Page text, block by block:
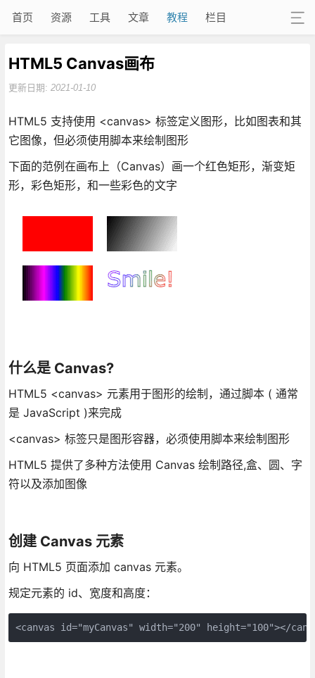
首页 资源 工具 文章 教程 栏目
HTML5 Canvas画布
更新日期: 2021-01-10
HTML5 支持使用 <canvas> 标签定义图形，比如图表和其
它图像，但必须使用脚本来绘制图形
下面的范例在画布上（Canvas）画一个红色矩形，渐变矩
形，彩色矩形，和一些彩色的文字
什么是 Canvas?
HTML5 <canvas> 元素用于图形的绘制，通过脚本 ( 通常
是 JavaScript )来完成
<canvas> 标签只是图形容器，必须使用脚本来绘制图形
HTML5 提供了多种方法使用 Canvas 绘制路径,盒、圆、字
符以及添加图像
创建 Canvas 元素
向 HTML5 页面添加 canvas 元素。
规定元素的 id、宽度和高度：
<canvas id="myCanvas" width="200" height="100"></